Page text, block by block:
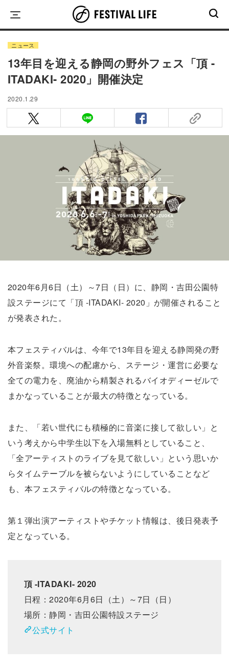
content
ニュース
13年目を迎える静岡の野外フェス「頂 -
ITADAKI- 2020」開催決定
2020.1.29
2020年6月6日（土）～7日（日）に、静岡・吉田公園特
設ステージにて「頂 -ITADAKI- 2020」が開催されること
が発表された。
本フェスティバルは、今年で13年目を迎える静岡発の野
外音楽祭。環境への配慮から、ステージ・運営に必要な
全ての電力を、廃油から精製されるバイオディーゼルで
まかなっていることが最大の特徴となっている。
また、「若い世代にも積極的に音楽に接して欲しい」と
いう考えから中学生以下を入場無料としていること、
「全アーティストのライブを見て欲しい」という思いか
らタイムテーブルを被らないようにしていることなど
も、本フェスティバルの特徴となっている。
第１弾出演アーティストやチケット情報は、後日発表予
定となっている。
頂 -ITADAKI- 2020
日程：2020年6月6日（土）～7日（日）
場所：静岡・吉田公園特設ステージ
公式サイト